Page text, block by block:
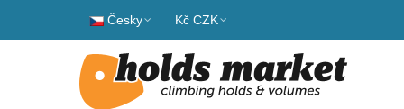
Česky Kč CZK